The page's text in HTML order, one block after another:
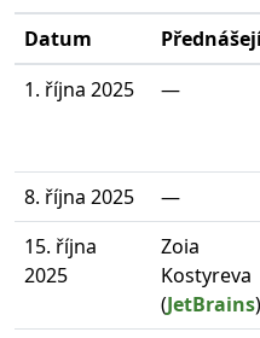
Datum
1. října 2025
—
8. října 2025
—
15. října
2025
Zoia
Kostyreva
(JetBrains)